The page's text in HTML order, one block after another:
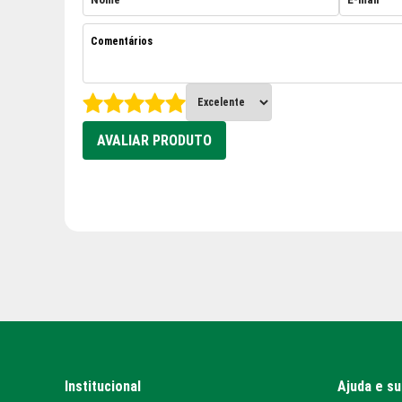
AVALIAR PRODUTO
Institucional Ajuda e